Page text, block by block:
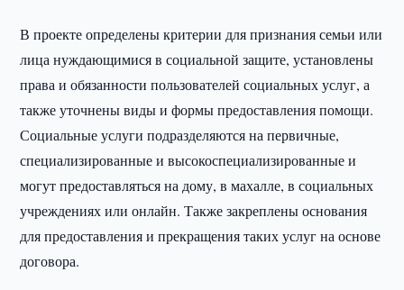
В проекте определены критерии для признания семьи или
лица нуждающимися в социальной защите, установлены
права и обязанности пользователей социальных услуг, а
также уточнены виды и формы предоставления помощи.
Социальные услуги подразделяются на первичные,
специализированные и высокоспециализированные и
могут предоставляться на дому, в махалле, в социальных
учреждениях или онлайн. Также закреплены основания
для предоставления и прекращения таких услуг на основе
договора.